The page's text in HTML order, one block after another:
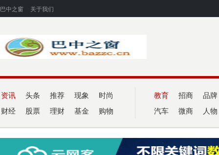
巴中之窗 关于我们
资讯 头条 推荐 现象 时尚
财经 股票 理财 基金 购物
教育 招商 品牌
汽车 微商 人物